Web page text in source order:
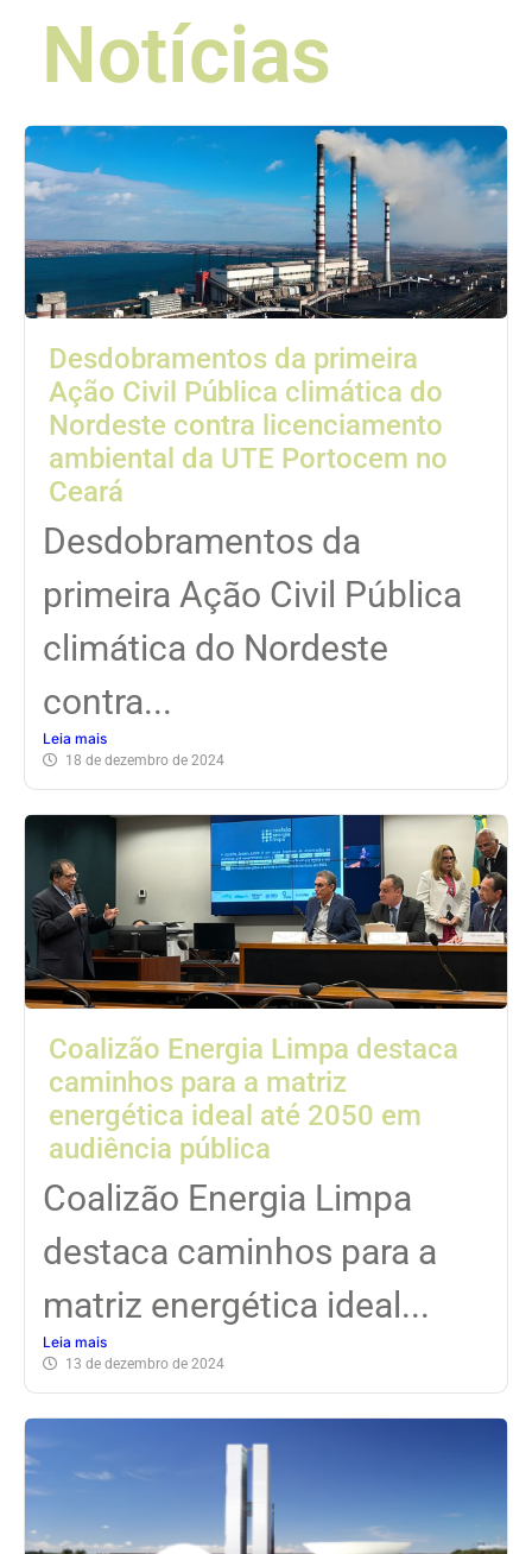
Notícias
Desdobramentos da primeira
Ação Civil Pública climática do
Nordeste contra licenciamento
ambiental da UTE Portocem no
Ceará
Desdobramentos da
primeira Ação Civil Pública
climática do Nordeste
contra...
Leia mais
18 de dezembro de 2024
Coalizão Energia Limpa destaca
caminhos para a matriz
energética ideal até 2050 em
audiência pública
Coalizão Energia Limpa
destaca caminhos para a
matriz energética ideal...
Leia mais
13 de dezembro de 2024